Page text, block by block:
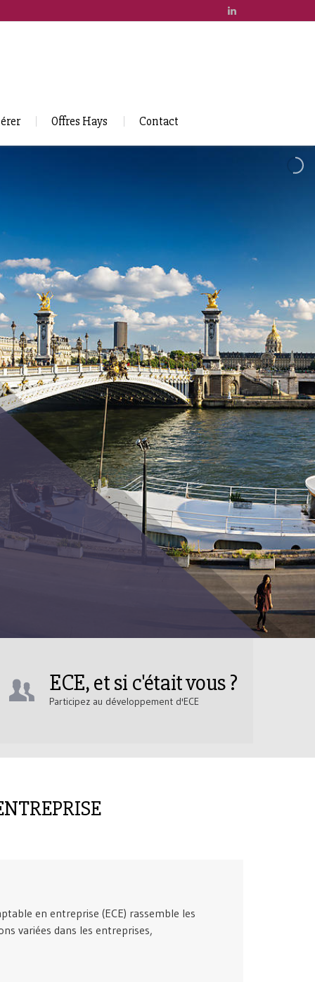
Offres Hays Contact
ECE, et si c'était vous ?
Participez au développement d'ECE
en entreprise (ECE) rassemble les
variées dans les entreprises,